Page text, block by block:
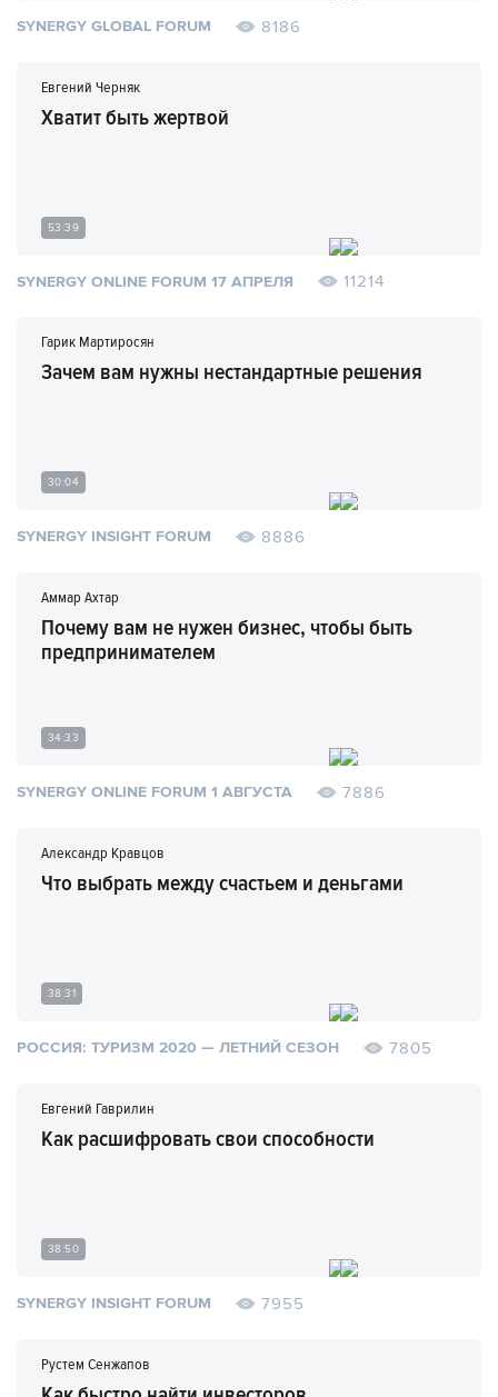
SYNERGY GLOBAL FORUM 8186
Евгений Черняк
Хватит быть жертвой
53:39
SYNERGY ONLINE FORUM 17 АПРЕЛЯ 11214
Гарик Мартиросян
Зачем вам нужны нестандартные решения
30:04
SYNERGY INSIGHT FORUM 8886
Аммар Ахтар
Почему вам не нужен бизнес, чтобы быть
предпринимателем
34:33
SYNERGY ONLINE FORUM 1 АВГУСТА 7886
Александр Кравцов
Что выбрать между счастьем и деньгами
38:31
РОССИЯ: ТУРИЗМ 2020 — ЛЕТНИЙ СЕЗОН 7805
Евгений Гаврилин
Как расшифровать свои способности
38:50
SYNERGY INSIGHT FORUM 7955
Рустем Сенжапов